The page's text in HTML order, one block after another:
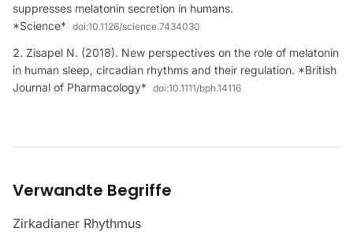
suppresses melatonin secretion in humans.
*Science* doi:10.1126/science.7434030
Zisapel N. (2018). New perspectives on the role of melatonin
in human sleep, circadian rhythms and their regulation. *British
Journal of Pharmacology* doi:10.1111/bph.14116
Verwandte Begriffe
Zirkadianer Rhythmus